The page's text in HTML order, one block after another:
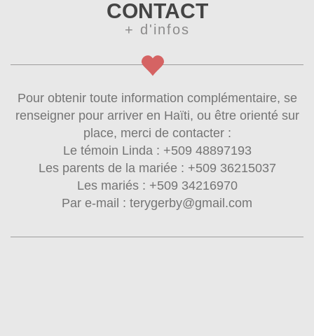
CONTACT
+ d'infos
Pour obtenir toute information complémentaire, se
renseigner pour arriver en Haïti, ou être orienté sur
place, merci de contacter :
Le témoin Linda : +509 48897193
Les parents de la mariée : +509 36215037
Les mariés : +509 34216970
Par e-mail : terygerby@gmail.com